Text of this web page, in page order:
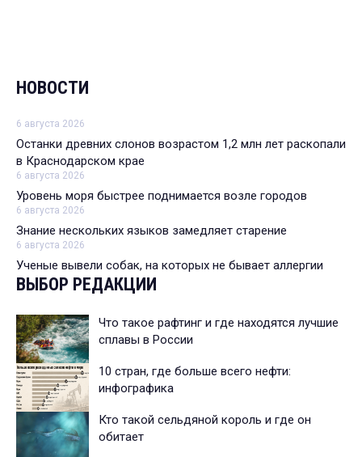
НОВОСТИ
6 августа 2026
Останки древних слонов возрастом 1,2 млн лет раскопали
в Краснодарском крае
6 августа 2026
Уровень моря быстрее поднимается возле городов
6 августа 2026
Знание нескольких языков замедляет старение
6 августа 2026
Ученые вывели собак, на которых не бывает аллергии
ВЫБОР РЕДАКЦИИ
Что такое рафтинг и где находятся лучшие
сплавы в России
10 стран, где больше всего нефти:
инфографика
Кто такой сельдяной король и где он
обитает